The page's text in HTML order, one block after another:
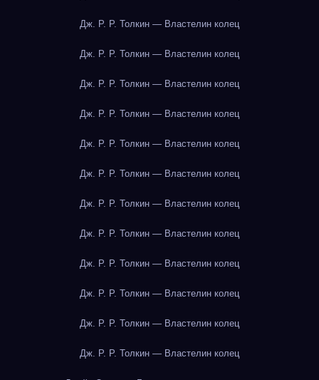
Дж. Р. Р. Толкин — Властелин колец
Дж. Р. Р. Толкин — Властелин колец
Дж. Р. Р. Толкин — Властелин колец
Дж. Р. Р. Толкин — Властелин колец
Дж. Р. Р. Толкин — Властелин колец
Дж. Р. Р. Толкин — Властелин колец
Дж. Р. Р. Толкин — Властелин колец
Дж. Р. Р. Толкин — Властелин колец
Дж. Р. Р. Толкин — Властелин колец
Дж. Р. Р. Толкин — Властелин колец
Дж. Р. Р. Толкин — Властелин колец
Дж. Р. Р. Толкин — Властелин колец